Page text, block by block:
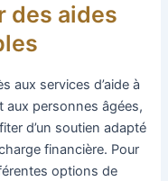
des aides
aux services d’aide à
personnes âgées,
d’un soutien adapté
financière. Pour
options de